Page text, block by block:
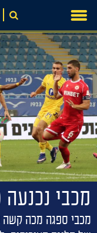
content
מכבי נכנעה 3:0 לצסק״א סופיה
מכבי ספגה מכה קשה